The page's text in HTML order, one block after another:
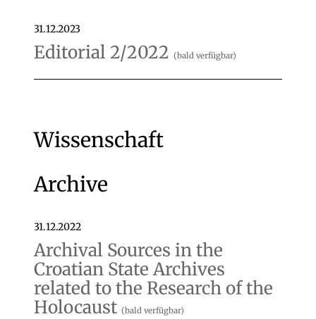
31.12.2023
Editorial 2/2022 (bald verfügbar)
Wissenschaft
Archive
31.12.2022
Archival Sources in the
Croatian State Archives
related to the Research of the
Holocaust (bald verfügbar)